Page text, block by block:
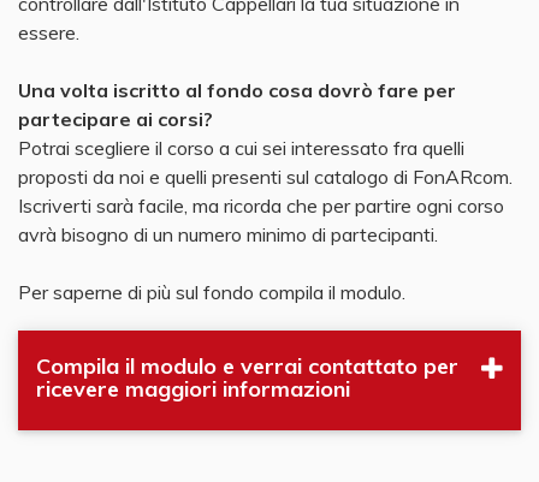
essere.
Una volta iscritto al fondo cosa dovrò fare per
partecipare ai corsi?
Potrai scegliere il corso a cui sei interessato fra quelli
proposti da noi e quelli presenti sul catalogo di FonARcom.
Iscriverti sarà facile, ma ricorda che per partire ogni corso
avrà bisogno di un numero minimo di partecipanti.
Per saperne di più sul fondo compila il modulo.​
Compila il modulo e verrai contattato per
ricevere maggiori informazioni